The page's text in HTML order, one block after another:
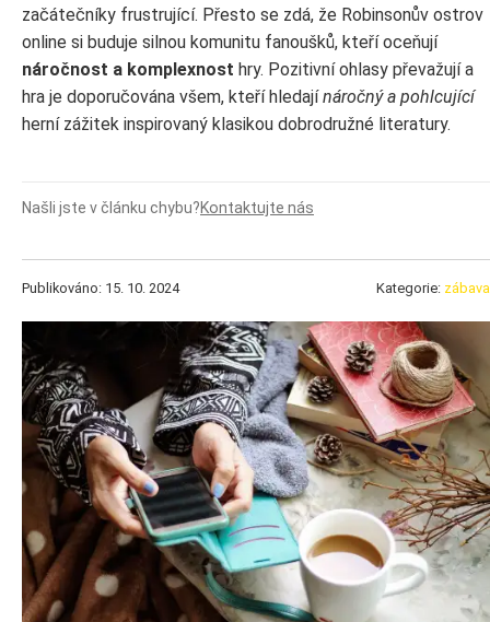
začátečníky frustrující. Přesto se zdá, že Robinsonův ostrov
online si buduje silnou komunitu fanoušků, kteří oceňují
náročnost a komplexnost hry. Pozitivní ohlasy převažují a
hra je doporučována všem, kteří hledajínáročný a pohlcující
herní zážitek inspirovaný klasikou dobrodružné literatury.
Našli jste v článku chybu?Kontaktujte nás
Publikováno: 15. 10. 2024 Kategorie: zábava